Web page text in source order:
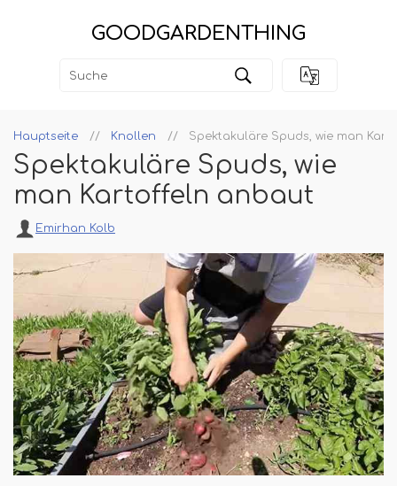
GOODGARDENTHING
Hauptseite Knollen Spektakuläre Spuds, wie man
Spektakuläre Spuds, wie
man Kartoffeln anbaut
Emirhan Kolb